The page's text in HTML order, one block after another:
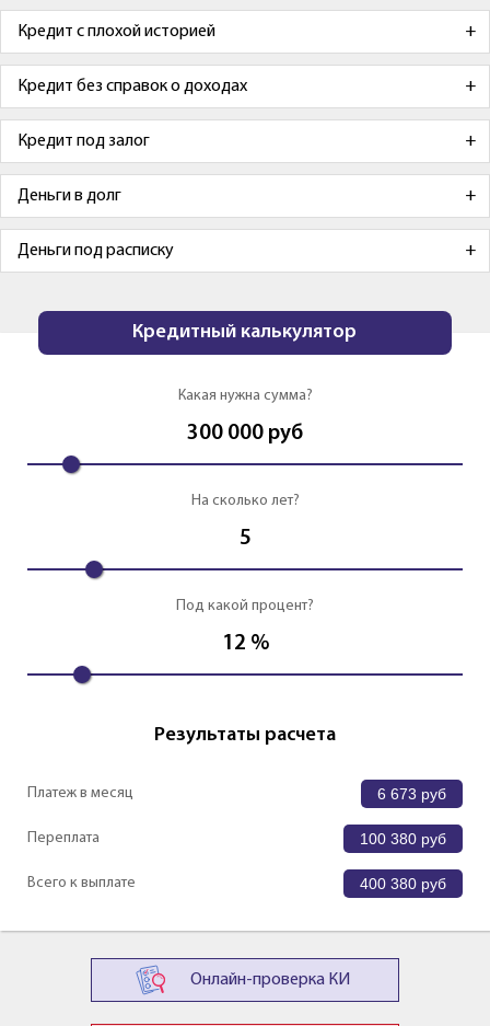
Кредит с плохой историей
Кредит без справок о доходах
Кредит под залог
Деньги в долг
Деньги под расписку
Кредитный калькулятор
Какая нужна сумма?
300 000 руб
На сколько лет?
5
Под какой процент?
12 %
Результаты расчета
Платеж в месяц 6 673 руб
Переплата 100 380 руб
Всего к выплате 400 380 руб
Онлайн-проверка КИ